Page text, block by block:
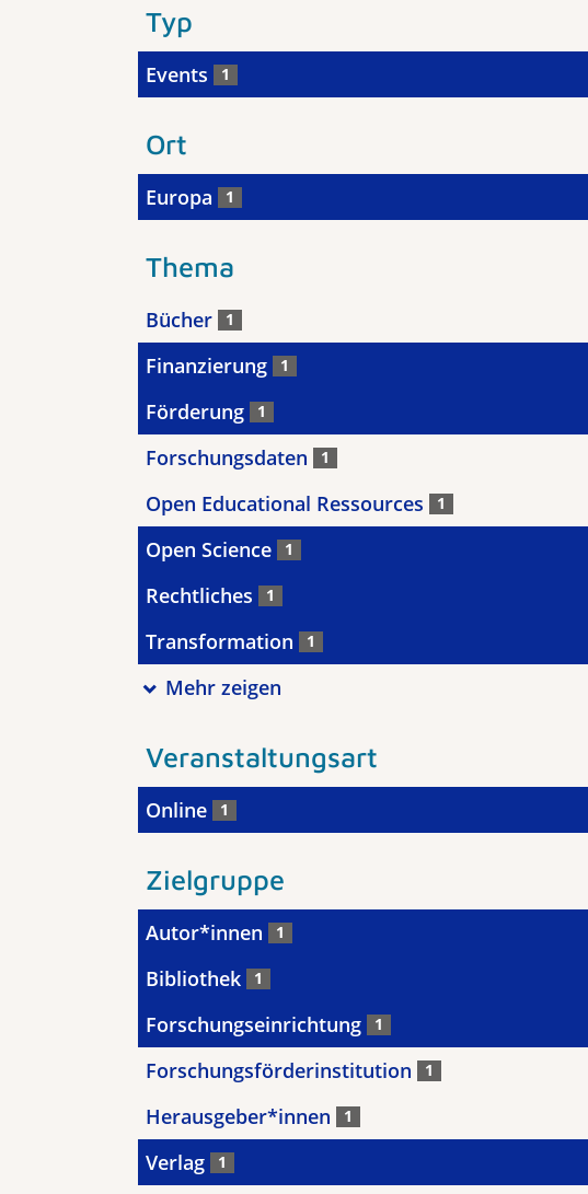
Typ
Events 1
Ort
Europa 1
Thema
Bücher 1
Finanzierung 1
Förderung 1
Forschungsdaten 1
Open Educational Ressources 1
Open Science 1
Rechtliches 1
Transformation 1
Mehr zeigen
Veranstaltungsart
Online 1
Zielgruppe
Autor*innen 1
Bibliothek 1
Forschungseinrichtung 1
Forschungsförderinstitution 1
Herausgeber*innen 1
Verlag 1